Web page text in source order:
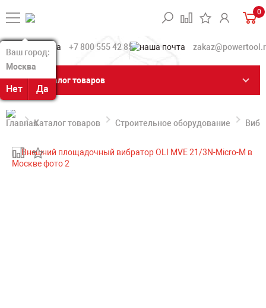
Ваш город:
Москва
Нет Да
Ваш город:
Москва
Нет Да
0
+7 800 555 42 85
Каталог товаров
Каталог товаров Строительное оборудование